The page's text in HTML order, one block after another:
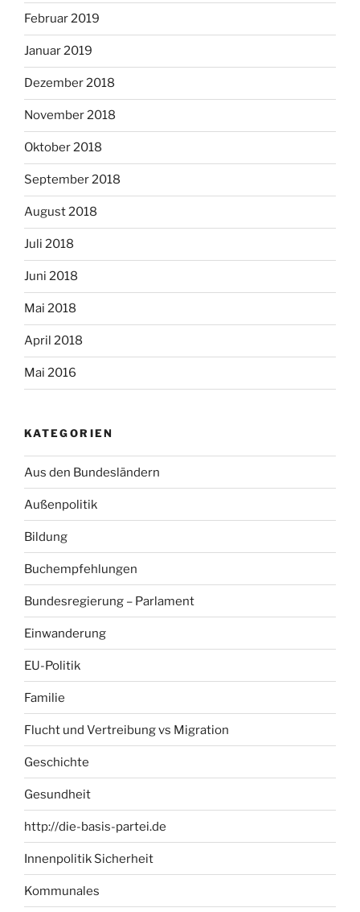
Februar 2019
Januar 2019
Dezember 2018
November 2018
Oktober 2018
September 2018
August 2018
Juli 2018
Juni 2018
Mai 2018
April 2018
Mai 2016
KATEGORIEN
Aus den Bundesländern
Außenpolitik
Bildung
Buchempfehlungen
Bundesregierung – Parlament
Einwanderung
EU-Politik
Familie
Flucht und Vertreibung vs Migration
Geschichte
Gesundheit
http://die-basis-partei.de
Innenpolitik Sicherheit
Kommunales